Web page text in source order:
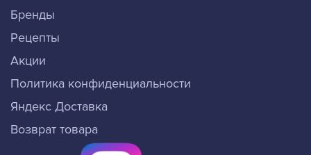
Бренды
Рецепты
Акции
Политика конфиденциальности
Яндекс Доставка
Возврат товара